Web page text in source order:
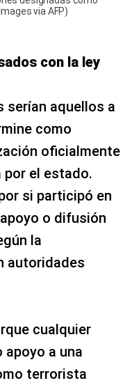
via AFP)
con la ley
aquellos a
como
oficialmente
el estado.
si participó en
o difusión
la
autoridades
cualquier
a una
terrorista